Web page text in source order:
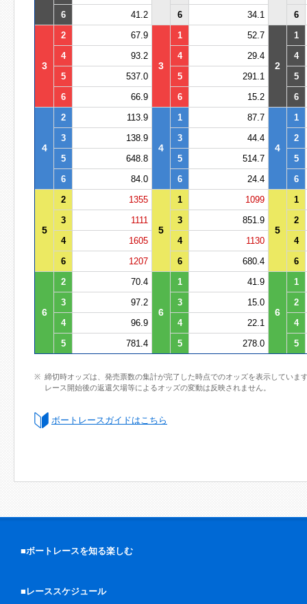
6
41.2 6 34.1 6
3
2 67.9
3
1 52.7
2
1
4
93.2 4 29.4
4
5
537.0 5 291.1
5
6
66.9 6 15.2 6
4
2 113.9
4
1 87.7
4
1
3
138.9 3 44.4
2
5
648.8 5 514.7
5
6
84.0 6 24.4 6
5
2 1355
5
1 1099
5
1
3
1111 3 851.9
2
4
1605 4 1130
4
6
1207 6 680.4 6
6
2 70.4
6
1 41.9
6
1
3
97.2 3 15.0
2
4
96.9 4 22.1
4
5
781.4 5 278.0 5
締切時オッズは、発売票数の集計が完了した時点でのオッズを表示していま
レース開始後の返還欠場等によるオッズの変動は反映されません。
ボートレースガイドはこちら
■ボートレースを知る楽しむ
■レーススケジュール